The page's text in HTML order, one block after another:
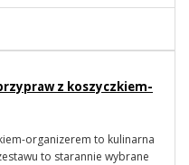
z koszyczkiem-
organizerem to kulinarna
to starannie wybrane